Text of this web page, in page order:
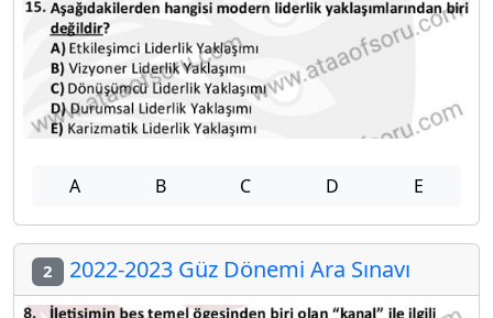
A B C D E
2 2022-2023 Güz Dönemi Ara Sınavı